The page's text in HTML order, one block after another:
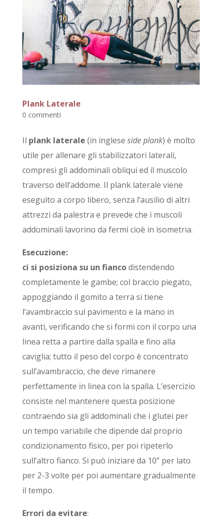
Plank Laterale
0 commenti
Il plank laterale (in inglese side plank) è molto
utile per allenare gli stabilizzatori laterali,
compresi gli addominali obliqui ed il muscolo
traverso dell’addome. Il plank laterale viene
eseguito a corpo libero, senza l’ausilio di altri
attrezzi da palestra e prevede che i muscoli
addominali lavorino da fermi cioè in isometria.
Esecuzione:
ci si posiziona su un fiancodistendendo
completamente le gambe; col braccio piegato,
appoggiando il gomito a terra si tiene
l’avambraccio sul pavimento e la mano in
avanti, verificando che si formi con il corpo una
linea retta a partire dalla spalla e fino alla
caviglia; tutto il peso del corpo è concentrato
sull’avambraccio, che deve rimanere
perfettamente in linea con la spalla. L’esercizio
consiste nel mantenere questa posizione
contraendo sia gli addominali che i glutei per
un tempo variabile che dipende dal proprio
condizionamento fisico, per poi ripeterlo
sull’altro fianco. Si può iniziare da 10” per lato
per 2-3 volte per poi aumentare gradualmente
il tempo.
Errori da evitare: